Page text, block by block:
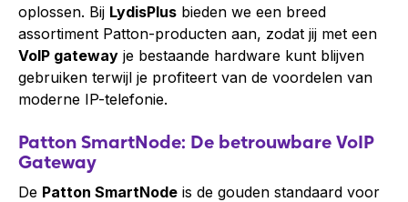
oplossen. Bij LydisPlus bieden we een breed
assortiment Patton-producten aan, zodat jij met een
VoIP gateway je bestaande hardware kunt blijven
gebruiken terwijl je profiteert van de voordelen van
moderne IP-telefonie.
Patton SmartNode: De betrouwbare VoIP
Gateway
De Patton SmartNode is de gouden standaard voor